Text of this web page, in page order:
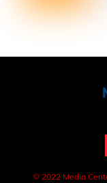
© 2022 Media